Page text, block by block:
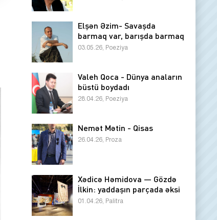
Elşən Əzim- Savaşda
barmaq var, barışda barmaq
03.05.26, Poeziya
Valeh Qoca - Dünya anaların
büstü boydadı
28.04.26, Poeziya
Nemət Mətin - Qisas
26.04.26, Proza
Xədicə Həmidova — Gözdə
İlkin: yaddaşın parçada əksi
01.04.26, Palitra